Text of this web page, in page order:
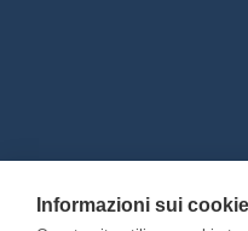
Informazioni sui